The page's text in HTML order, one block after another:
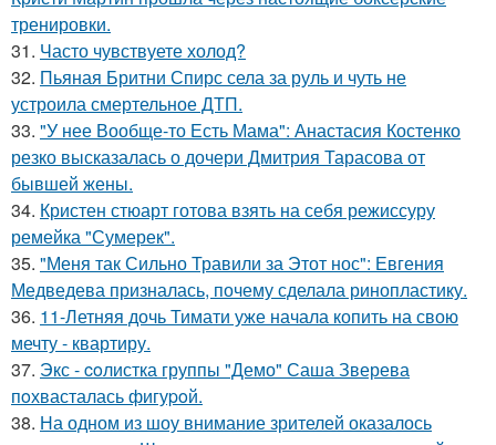
тренировки.
31. Часто чувствуете холод?
32. Пьяная Бритни Спирс села за руль и чуть не
устроила смертельное ДТП.
33. "У нее Вообще-то Есть Мама": Анастасия Костенко
резко высказалась о дочери Дмитрия Тарасова от
бывшей жены.
34. Кристен стюарт готова взять на себя режиссуру
ремейка "Сумерек".
35. "Меня так Сильно Травили за Этот нос": Евгения
Медведева призналась, почему сделала ринопластику.
36. 11-Летняя дочь Тимати уже начала копить на свою
мечту - квартиру.
37. Экс - coлистка группы "Демо" Саша Зверева
пoхвасталась фигуpoй.
38. На одном из шоу внимание зрителей оказалось